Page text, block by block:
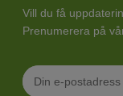
Vill du få
Prenumerera på